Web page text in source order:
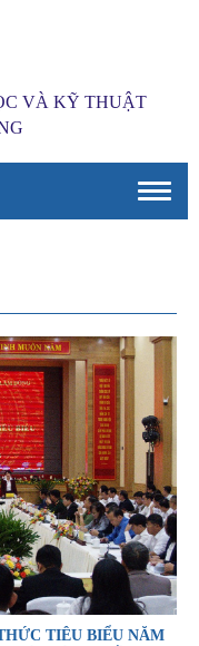
VÀ KỸ THUẬT
Toggle
TIÊU BIỂU NĂM